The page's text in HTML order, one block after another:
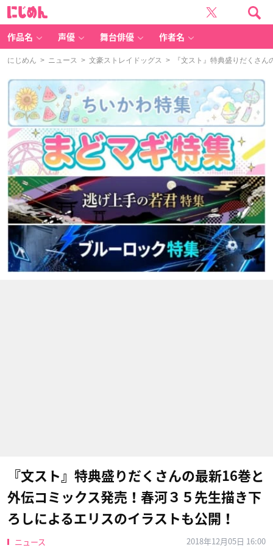
作品名 声優 舞台俳優 作者名
にじめん > ニュース > 文豪ストレイドッグス > 『文スト』特典盛りだくさん
『文スト』特典盛りだくさんの最新16巻と
外伝コミックス発売！春河３５先生描き下
ろしによるエリスのイラストも公開！
ニュース 2018年12月05日 16:00